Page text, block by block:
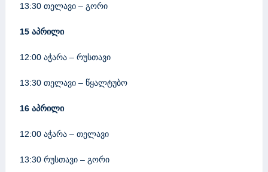
13:30 თელავი – გორი
15 აპრილი
12:00 აჭარა – რუსთავი
13:30 თელავი – წყალტუბო
16 აპრილი
12:00 აჭარა – თელავი
13:30 რუსთავი – გორი